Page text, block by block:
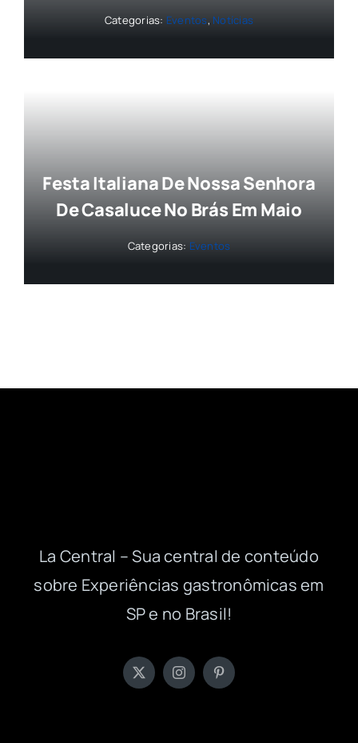
Categorias: Eventos, Notícias
Festa Italiana De Nossa Senhora
De Casaluce No Brás Em Maio
Categorias: Eventos
La Central – Sua central de conteúdo
sobre Experiências gastronômicas em
SP e no Brasil!